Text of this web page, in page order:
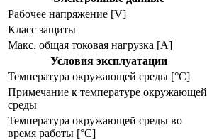
Рабочее напряжение [V]
Класс защиты
Макс. общая токовая нагрузка [A]
Условия эксплуатации
Температура окружающей среды [°C]
Примечание к температуре окружающей
среды
Температура окружающей среды во
время работы [°C]